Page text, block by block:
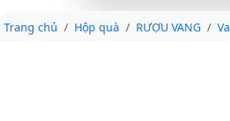
Trang chủ Hộp quà RƯỢU VANG